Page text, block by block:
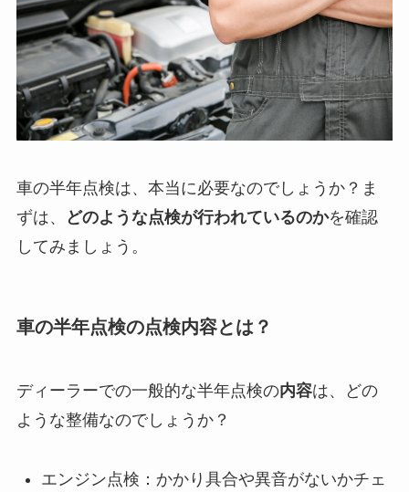
車の半年点検は、本当に必要なのでしょうか？ま
ずは、
どのような点検が行われているのかを確認
してみましょう。
車の半年点検の点検内容とは？
ディーラーでの一般的な半年点検の内容は、どの
ような整備なのでしょうか？
エンジン点検：かかり具合や異音がないかチェ